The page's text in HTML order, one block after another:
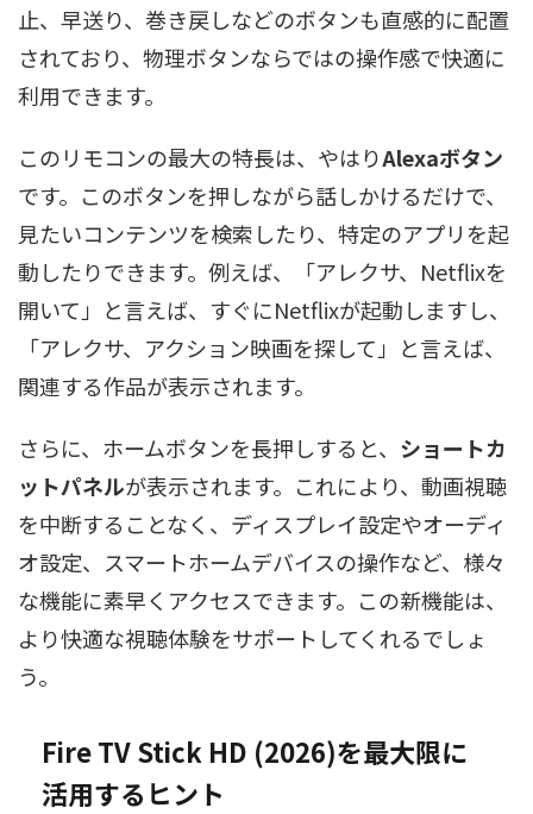
止、早送り、巻き戻しなどのボタンも直感的に配置
されており、物理ボタンならではの操作感で快適に
利用できます。
このリモコンの最大の特長は、やはりAlexaボタン
です。このボタンを押しながら話しかけるだけで、
見たいコンテンツを検索したり、特定のアプリを起
動したりできます。例えば、「アレクサ、Netflixを
開いて」と言えば、すぐにNetflixが起動しますし、
「アレクサ、アクション映画を探して」と言えば、
関連する作品が表示されます。
さらに、ホームボタンを長押しすると、 ショートカ
ットパネルが表示されます。これにより、動画視聴
を中断することなく、ディスプレイ設定やオーディ
オ設定、スマートホームデバイスの操作など、様々
な機能に素早くアクセスできます。この新機能は、
より快適な視聴体験をサポートしてくれるでしょ
う。
Fire TV Stick HD (2026)を最大限に
活用するヒント